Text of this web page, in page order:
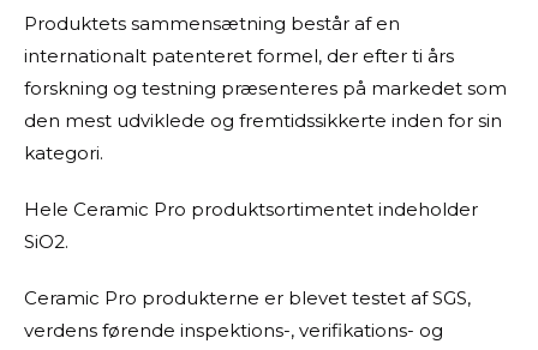
Produktets sammensætning består af en
internationalt patenteret formel, der efter ti års
forskning og testning præsenteres på markedet som
den mest udviklede og fremtidssikkerte inden for sin
kategori.
Hele Ceramic Pro produktsortimentet indeholder
SiO2.
Ceramic Pro produkterne er blevet testet af SGS,
verdens førende inspektions-, verifikations- og